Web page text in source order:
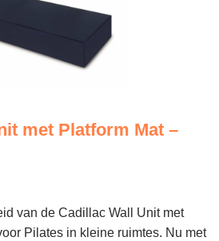
met Platform Mat –
van de Cadillac Wall Unit met
Pilates in kleine ruimtes. Nu met